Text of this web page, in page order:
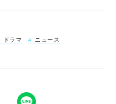
ドラマ ニュース